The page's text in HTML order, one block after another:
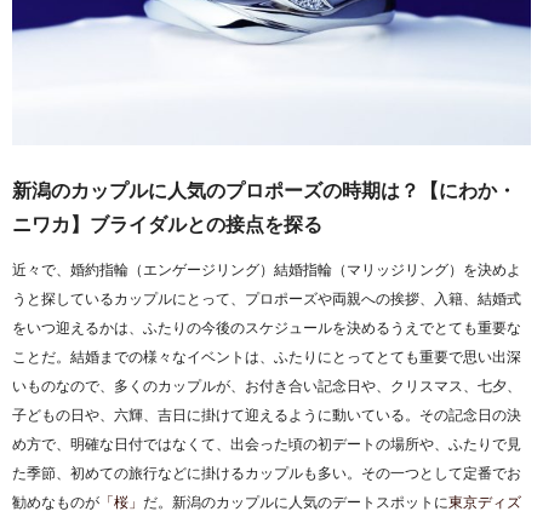
新潟のカップルに人気のプロポーズの時期は？【にわか・
ニワカ】ブライダルとの接点を探る
近々で、婚約指輪（エンゲージリング）結婚指輪（マリッジリング）を決めよ
うと探しているカップルにとって、プロポーズや両親への挨拶、入籍、結婚式
をいつ迎えるかは、ふたりの今後のスケジュールを決めるうえでとても重要な
ことだ。結婚までの様々なイベントは、ふたりにとってとても重要で思い出深
いものなので、多くのカップルが、お付き合い記念日や、クリスマス、七夕、
子どもの日や、六輝、吉日に掛けて迎えるように動いている。その記念日の決
め方で、明確な日付ではなくて、出会った頃の初デートの場所や、ふたりで見
た季節、初めての旅行などに掛けるカップルも多い。その一つとして定番でお
勧めなものが 「桜」 だ。新潟のカップルに人気のデートスポットに東京ディズ